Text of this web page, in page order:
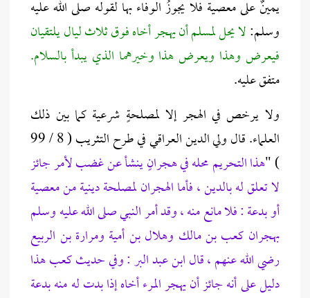
يمينٌ على معصية فلا يجوزُ الوفاء بها لقوله صلى الله عليه
وسلم:لا يحل لمسلم أن يهجر أخاه فوق ثلاث ليال يلتقيان
فيعرض وهذا ويعرض هذا وخيرهما الذي يبدأ بالسلام.
متفق عليه.
ولا يرخص في الهجر إلا لمصلحةٍ شرعية كما بين ذلك
العلماء. قال ولي الدين العراقي في طرح التثريب ( 8 / 99
) "هذا التحريم محله في هجرانٍ ينشأ عن غضب لأمر جائز
لا تعلق له بالدين ، فأما الهجران لمصلحة دينية من معصية
أو بدعة : فلا مانع منه ، وقد أمر النبي صلى الله عليه وسلم
بهجران كعب بن مالك وهلال بن أمية ومرارة بن الربيع
رضي الله عنهم ، قال ابن عبد البر : وفي حديث كعب هذا
دليل على أنه جائز أن يهجر المرء أخاه إذا بدت له منه بدعة